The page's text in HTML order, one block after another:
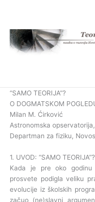
“SAMO TEORIJA”?
O DOGMATSKOM
Milan M. Ćirković
Astronomska
Departman za fiziku,
1. UVOD: “SAMO TEORIJA”?
Kada je pre oko godinu
prosvete podigla veliku
evolucije iz školskih
začuo (ne)slavni